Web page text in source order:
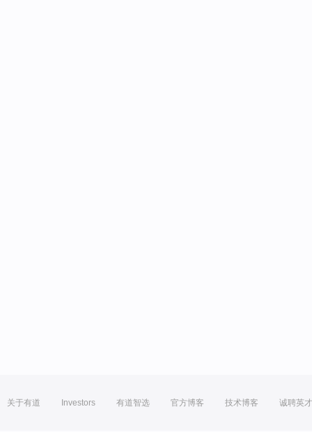
关于有道 Investors 有道智选 官方博客 技术博客 诚聘英才